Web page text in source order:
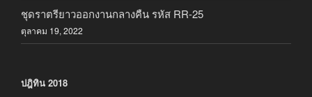
ชุดราตรียาวออกงานกลางคืน รหัส RR-25
ตุลาคม 19, 2022
ปฎิทิน 2018